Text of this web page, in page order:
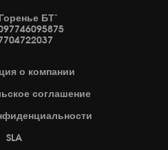
БТ"
о компании
соглашение
SLA